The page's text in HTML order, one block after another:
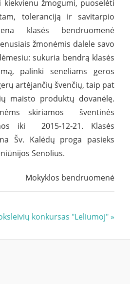
žmogumi, puoselėti
toleranciją ir savitarpio
klasės bendruomenė
žmonėmis dalele savo
sukuria bendrą klasės
palinkiseneliams geros
artėjančių švenčių, taip pat
maisto produktų dovanėlę.
skiriamos šventinės
iki 2015-12-21. Klasės
Šv. Kalėdų proga pasieks
Senolius.
Mokyklos bendruomenė
konkursas "Leliumoj"